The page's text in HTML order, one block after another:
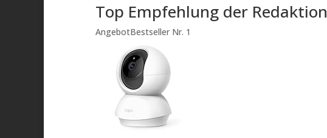
Top Empfehlung der Redaktion
AngebotBestseller Nr. 1